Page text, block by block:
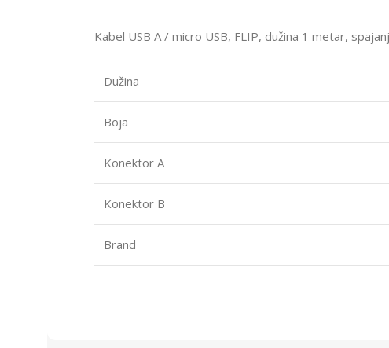
Kabel USB A / micro USB, FLIP, dužina 1 metar,
Dužina
Boja
Konektor A
Konektor B
Brand